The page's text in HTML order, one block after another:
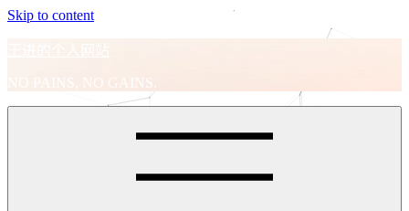
Skip to content
王进的个人网站
NO PAINS, NO GAINS.